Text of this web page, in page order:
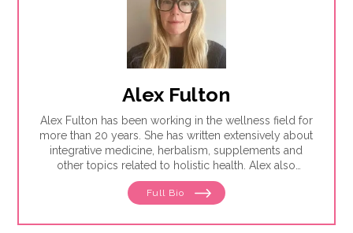
Alex Fulton
Alex Fulton has been working in the wellness field for
more than 20 years. She has written extensively about
integrative medicine, herbalism, supplements and
other topics related to holistic health. Alex also
focuses on issues related to women's health, from
menstruation to menopause. She has collaborated
practitioners to promote natural approaches to health
Full Bio